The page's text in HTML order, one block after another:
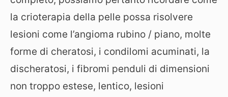
la crioterapia della pelle possa risolvere
lesioni come l’angioma rubino / piano, molte
forme di cheratosi, i condilomi acuminati, la
discheratosi, i fibromi penduli di dimensioni
non troppo estese, lentico, lesioni